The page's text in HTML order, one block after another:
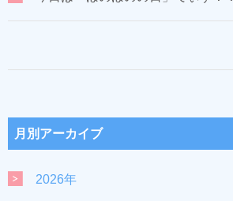
月別アーカイブ
2026年